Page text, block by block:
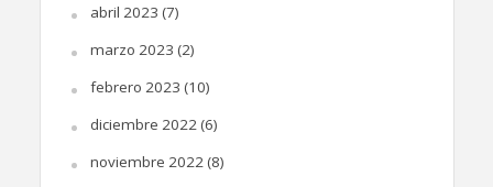
abril 2023 (7)
marzo 2023 (2)
febrero 2023 (10)
diciembre 2022(6)
noviembre 2022(8)